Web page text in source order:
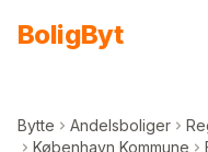
BoligByt
Bytte Andelsboliger
København Kommune